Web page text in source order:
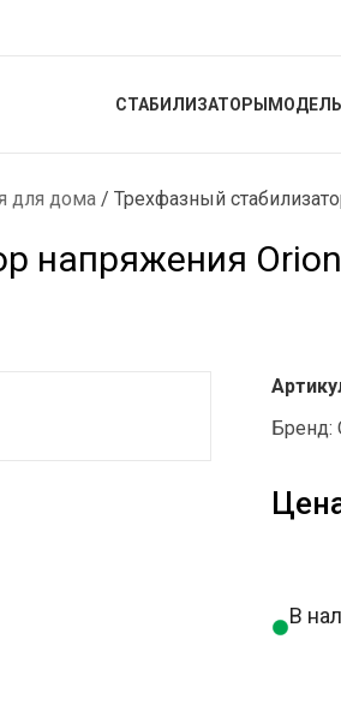
СТАБИЛИЗАТОРЫ
для дома / Трехфазный
напряжения
Бренд:
В